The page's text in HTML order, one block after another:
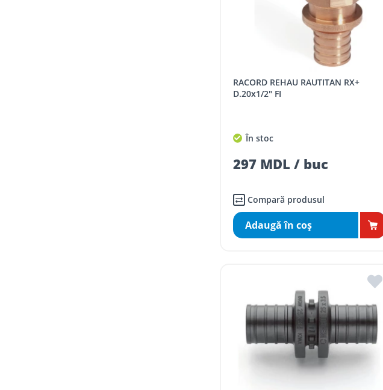
RACORD REHAU RAUTITAN RX+
D.20x1/2" FI
În stoc
297 MDL / buc
Compară produsul
Adaugă în coş